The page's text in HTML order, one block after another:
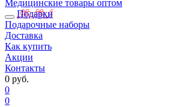
Медицинские товары оптом
Подарки
Подарочные наборы
Доставка
Как купить
Акции
Контакты
0 руб.
0
0